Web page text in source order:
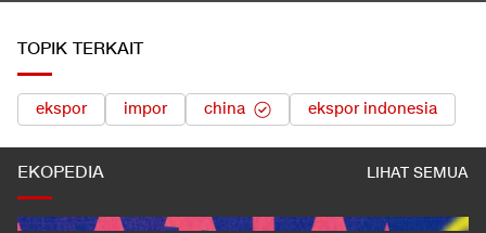
TOPIK TERKAIT
ekspor impor china ekspor indonesia
EKOPEDIA LIHAT SEMUA